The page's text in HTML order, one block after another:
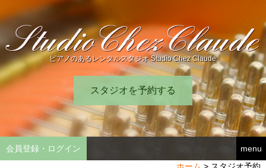
ピアノのあるレンタルスタジオ Studio Chez Claude
スタジオを予約する
会員登録・ログイン
menu